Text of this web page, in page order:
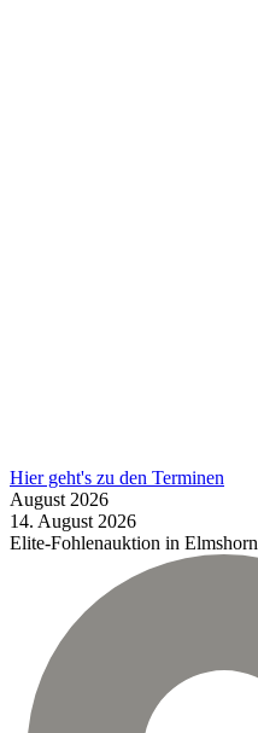
Hier geht's zu den Terminen
August 2026
14. August 2026
Elite-Fohlenauktion in Elmshorn